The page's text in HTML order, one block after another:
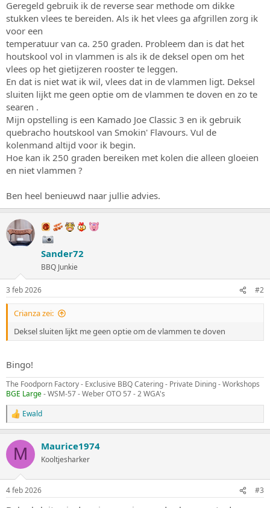
s
t
a
t
e
r
m
Geregeld gebruik ik de reverse sear methode om dikke
stukken vlees te bereiden. Als ik het vlees ga afgrillen zorg ik
voor een
temperatuur van ca. 250 graden. Probleem dan is dat het
houtskool vol in vlammen is als ik de deksel open om het
vlees op het gietijzeren rooster te leggen.
En dat is niet wat ik wil, vlees dat in de vlammen ligt. Deksel
sluiten lijkt me geen optie om de vlammen te doven en zo te
searen .
Mijn opstelling is een Kamado Joe Classic 3 en ik gebruik
quebracho houtskool van Smokin' Flavours. Vul de
kolenmand altijd voor ik begin.
Hoe kan ik 250 graden bereiken met kolen die alleen gloeien
en niet vlammen ?
Ben heel benieuwd naar jullie advies.
Sander72
BBQ Junkie
3 feb 2026 #2
Crianza zei:
Deksel sluiten lijkt me geen optie om de vlammen te doven
Bingo!
The Foodporn Factory - Exclusive BBQ Catering - Private Dining - Workshops
BGE Large- WSM-57 - Weber OTO 57 - 2 WGA's
W
a
r
e
n
Ewald
M Maurice1974
Kooltjesharker
4 feb 2026 #3